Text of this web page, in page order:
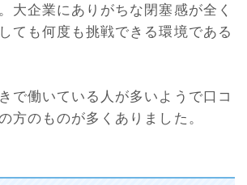
大企業にありがちな閉塞感が全く
ても何度も挑戦できる環境である
で働いている人が多いようで口コ
方のものが多くありました。